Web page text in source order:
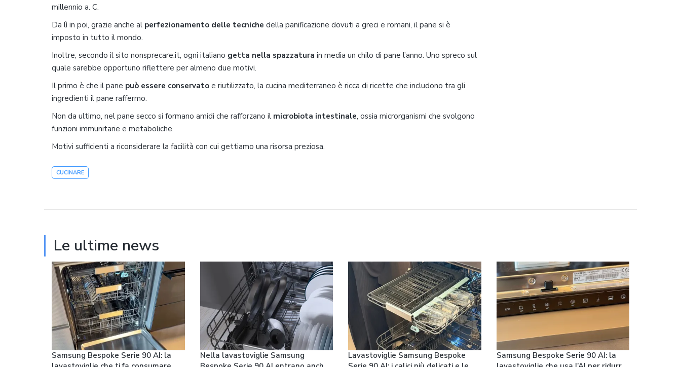
millennio a. C.
Da lì in poi, grazie anche al perfezionamento delle tecniche della panificazione dovuti a greci e romani, il pane si è
imposto in tutto il mondo.
Inoltre, secondo il sito nonsprecare.it, ogni italiano getta nella spazzatura in media un chilo di pane l’anno. Uno spreco sul
quale sarebbe opportuno riflettere per almeno due motivi.
Il primo è che il pane può essere conservato e riutilizzato, la cucina mediterraneo è ricca di ricette che includono tra gli
ingredienti il pane raffermo.
Non da ultimo, nel pane secco si formano amidi che rafforzano il microbiota intestinale, ossia microrganismi che svolgono
funzioni immunitarie e metaboliche.
Motivi sufficienti a riconsiderare la facilità con cui gettiamo una risorsa preziosa.
CUCINARE
Le ultime news
Samsung Bespoke Serie 90 AI: la
Nella lavastoviglie Samsung
Lavastoviglie Samsung Bespoke
Samsung Bespoke Serie 90 AI: la